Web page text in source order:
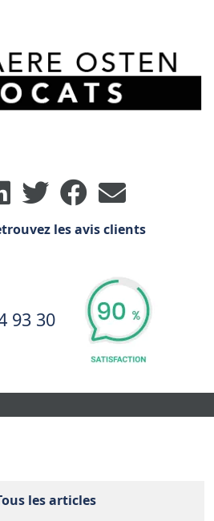
les avis clients
93 30
les articles